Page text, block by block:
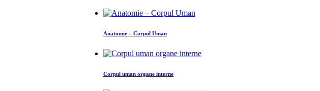
Anatomie – Corpul Uman
Corpul uman organe interne